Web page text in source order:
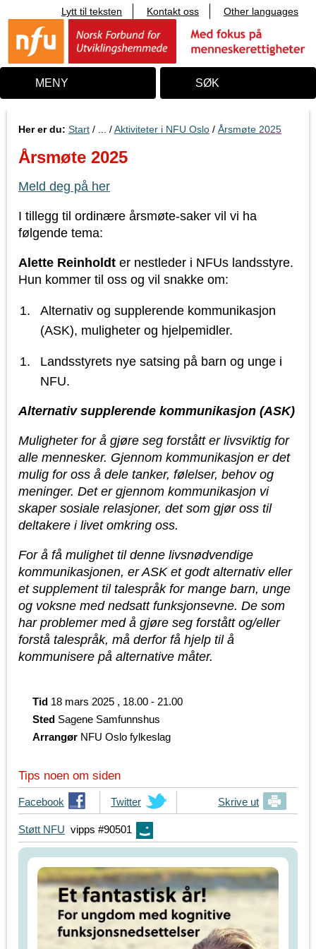
i
n
o
Lytt til teksten Kontakt oss Other languages
MENY SØK
Her er du: Start / ... /Aktiviteter i NFU Oslo / Årsmøte 2025
Årsmøte 2025
Meld deg på her
I tillegg til ordinære årsmøte-saker vil vi ha
følgende tema:
Alette Reinholdt er nestleder i NFUs landsstyre.
Hun kommer til oss og vil snakke om:
Alternativ og supplerende kommunikasjon
(ASK), muligheter og hjelpemidler.
Landsstyrets nye satsing på barn og unge i
NFU.
Alternativ supplerende kommunikasjon (ASK)
Muligheter for å gjøre seg forstått er livsviktig for
alle mennesker. Gjennom kommunikasjon er det
mulig for oss å dele tanker, følelser, behov og
meninger. Det er gjennom kommunikasjon vi
skaper sosiale relasjoner, det som gjør oss til
deltakere i livet omkring oss.
For å få mulighet til denne livsnødvendige
kommunikasjonen, er ASK et godt alternativ eller
et supplement til talespråk for mange barn, unge
og voksne med nedsatt funksjonsevne. De som
har problemer med å gjøre seg forstått og/eller
forstå talespråk, må derfor få hjelp til å
kommunisere på alternative måter.
Tid 18 mars 2025 , 18.00 - 21.00
Sted Sagene Samfunnshus
Arrangør NFU Oslo fylkeslag
Tips noen om siden
T
i
p
s
Facebook
T
i
p
s
i
n
e
Twitter Skrive ut
Støtt NFU vipps #90501